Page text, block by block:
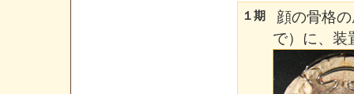
１期
顔の骨格
で）に、装